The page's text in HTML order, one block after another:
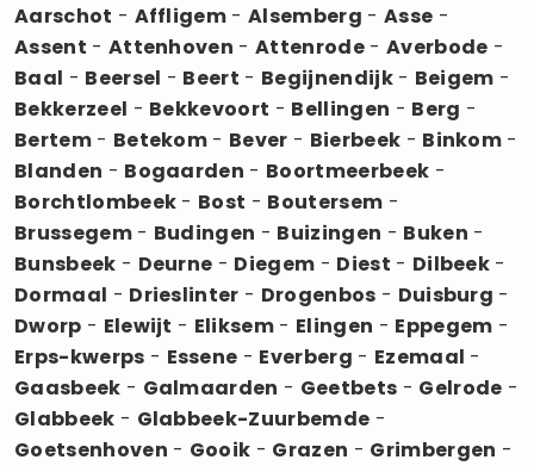
Aarschot - Affligem -Alsemberg - Asse -
Assent - Attenhoven -Attenrode- Averbode -
Baal - Beersel - Beert - Begijnendijk- Beigem -
Bekkerzeel - Bekkevoort - Bellingen - Berg -
Bertem- Betekom - Bever - Bierbeek - Binkom -
Blanden - Bogaarden - Boortmeerbeek -
Borchtlombeek - Bost - Boutersem -
Brussegem- Budingen - Buizingen - Buken -
Bunsbeek - Deurne - Diegem - Diest - Dilbeek -
Dormaal - Drieslinter - Drogenbos - Duisburg -
Dworp - Elewijt - Eliksem - Elingen - Eppegem -
Erps-kwerps - Essene - Everberg - Ezemaal -
Gaasbeek - Galmaarden - Geetbets - Gelrode -
Glabbeek - Glabbeek-Zuurbemde -
Goetsenhoven - Gooik - Grazen - Grimbergen -